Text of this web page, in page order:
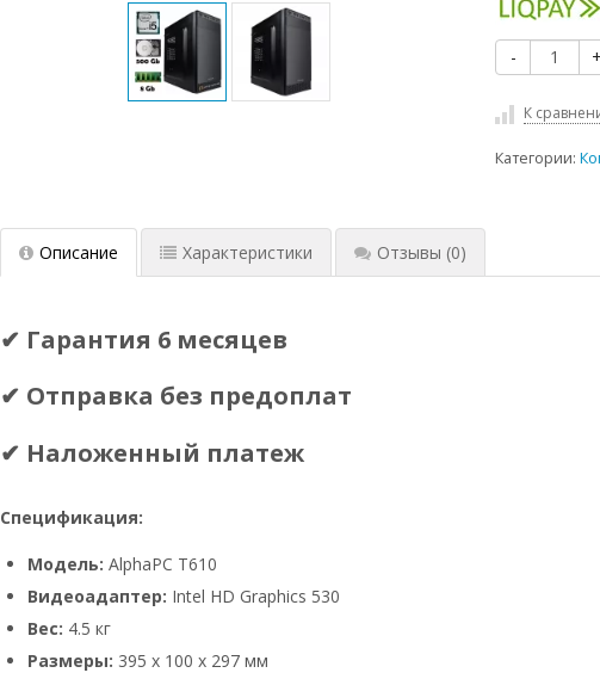
- +
К
Категории:
Описание Характеристики Отзывы (0)
✔ Гарантия 6 месяцев
✔ Отправка без предоплат
✔ Наложенный платеж
Спецификация:
Модель: AlphaPC T610
Видеоадаптер: Intel HD Graphics 530
Вес: 4.5 кг
Размеры: 395 x 100 x 297 мм